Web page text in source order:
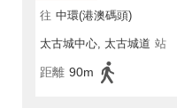
往 中環(港澳碼頭)
太古城中心, 太古城道 站
距離 90m